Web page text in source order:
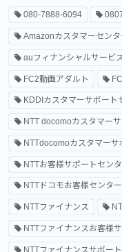
080-7888-6094
Amazonカスタマーセンタ
auフィナンシャルサービス
FC2動画アダルト
KDDIカスタマーサポート
NTT docomoカスタマー
NTTdocomoカスタマーサ
NTTお客様サポートセン
NTTドコモお客様センター
NTTファイナンス
NTTファイナンスお客様
NTTファイナンスサポー